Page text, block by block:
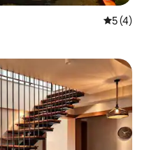
5 de
5 (4)
hóspedes